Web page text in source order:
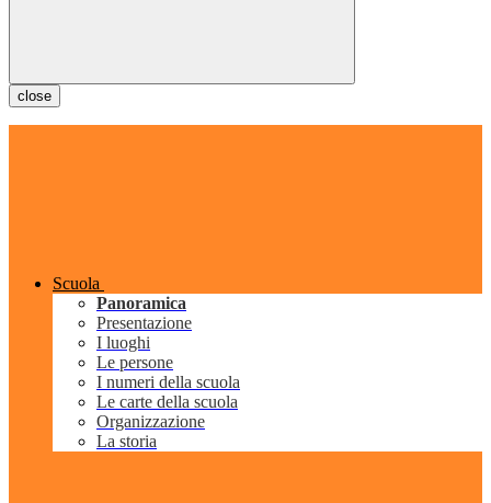
close
Scuola
Panoramica
Presentazione
I luoghi
Le persone
I numeri della scuola
Le carte della scuola
Organizzazione
La storia